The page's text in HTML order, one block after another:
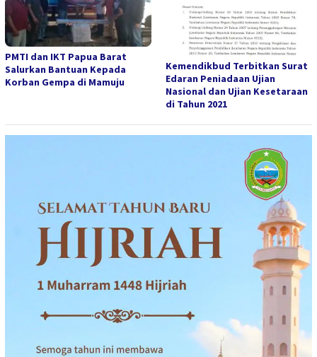
PMTI dan IKT Papua Barat
Salurkan Bantuan Kepada
Korban Gempa di Mamuju
Kemendikbud Terbitkan Surat
Edaran Peniadaan Ujian
Nasional dan Ujian Kesetaraan
di Tahun 2021